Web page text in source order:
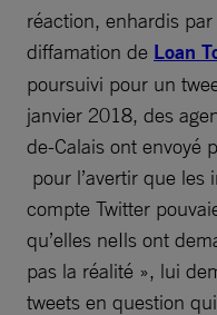
réaction, enhardis
diffamation de Loan
poursuivi pour un
janvier 2018, des
de-Calais ont envoyé
pour l’avertir que
compte Twitter
qu’elles neIls ont
pas la réalité », lui
tweets en question